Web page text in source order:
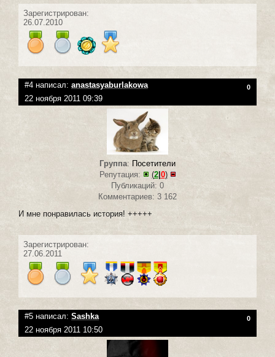
Зарегистрирован:
26.07.2010
#4 написал: anastasyaburlakowa 0
22 ноября 2011 09:39
Группа: Посетители
Репутация:
(2| 0)
Публикаций: 0
Комментариев: 3 162
И мне понравилась история! +++++
Зарегистрирован:
27.06.2011
#5 написал: Sashka 0
22 ноября 2011 10:50